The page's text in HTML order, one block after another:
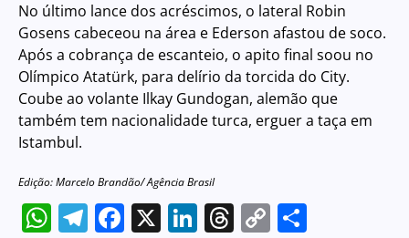
No último lance dos acréscimos, o lateral Robin
Gosens cabeceou na área e Ederson afastou de soco.
Após a cobrança de escanteio, o apito final soou no
Olímpico Atatürk, para delírio da torcida do City.
Coube ao volante Ilkay Gundogan, alemão que
também tem nacionalidade turca, erguer a taça em
Istambul.
Edição: Marcelo Brandão/ Agência Brasil
WhatsApp
Telegram
Facebook
X LinkedIn
Threads
Copy